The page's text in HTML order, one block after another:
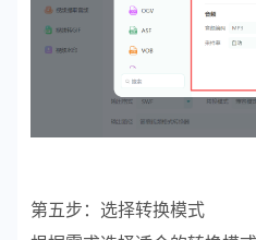
第五步：选择转换模式